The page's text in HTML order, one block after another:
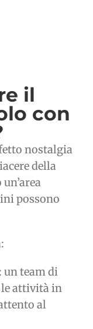
il
con
nostalgia
della
possono
: un team di
attività in
al